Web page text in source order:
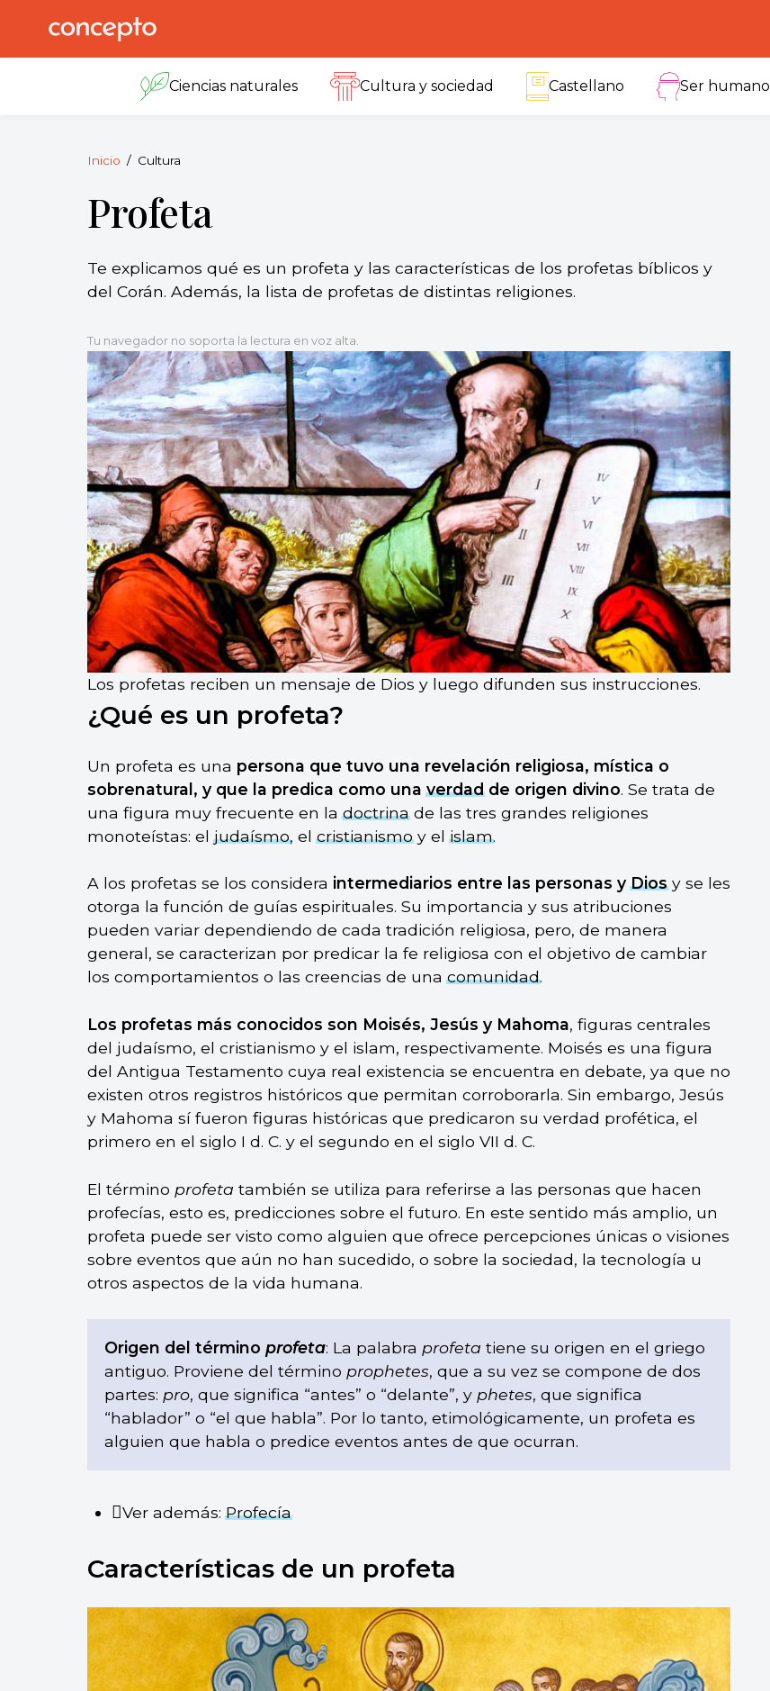
reservados.
Ciencias naturales Cultura y sociedad Castellano Ser humano
Inicio Cultura
Profeta
Te explicamos qué es un profeta y las características de los profetas bíblicos y
del Corán. Además, la lista de profetas de distintas religiones.
Tu navegador no soporta la lectura en voz alta.
Los profetas reciben un mensaje de Dios y luego difunden sus instrucciones.
¿Qué es un profeta?
Un profeta es una persona que tuvo una revelación religiosa, mística o
sobrenatural, y que la predica como unaverdadde origen divino. Se trata de
una figura muy frecuente en ladoctrinade las tres grandes religiones
monoteístas: eljudaísmo, elcristianismoy elislam.
A los profetas se los considera intermediarios entre las personas yDiosy se les
otorga la función de guías espirituales. Su importancia y sus atribuciones
pueden variar dependiendo de cada tradición religiosa, pero, de manera
general, se caracterizan por predicar la fe religiosa con el objetivo de cambiar
los comportamientos o las creencias de unacomunidad.
Los profetas más conocidos son Moisés, Jesús y Mahoma, figuras centrales
del judaísmo, el cristianismo y el islam, respectivamente. Moisés es una figura
del Antigua Testamento cuya real existencia se encuentra en debate, ya que no
existen otros registros históricos que permitan corroborarla. Sin embargo, Jesús
y Mahoma sí fueron figuras históricas que predicaron su verdad profética, el
primero en el siglo I d. C. y el segundo en el siglo VII d. C.
El término profeta también se utiliza para referirse a las personas que hacen
profecías, esto es, predicciones sobre el futuro. En este sentido más amplio, un
profeta puede ser visto como alguien que ofrece percepciones únicas o visiones
sobre eventos que aún no han sucedido, o sobre la sociedad, la tecnología u
otros aspectos de la vida humana.
Origen del términoprofeta: La palabra profeta tiene su origen en el griego
antiguo. Proviene del término prophetes, que a su vez se compone de dos
partes: pro, que significa “antes” o “delante”, y phetes, que significa
“hablador” o “el que habla”. Por lo tanto, etimológicamente, un profeta es
alguien que habla o predice eventos antes de que ocurran.
Ver además:Profecía
Características de un profeta